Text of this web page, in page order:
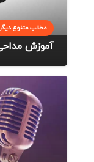
مطالب متنوع دیگر
آموزش